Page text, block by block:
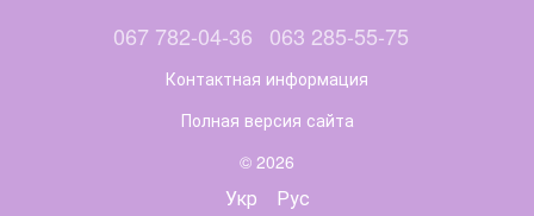
067 782-04-36 063 285-55-75
Контактная информация
Полная версия сайта
© 2026
Укр Рус